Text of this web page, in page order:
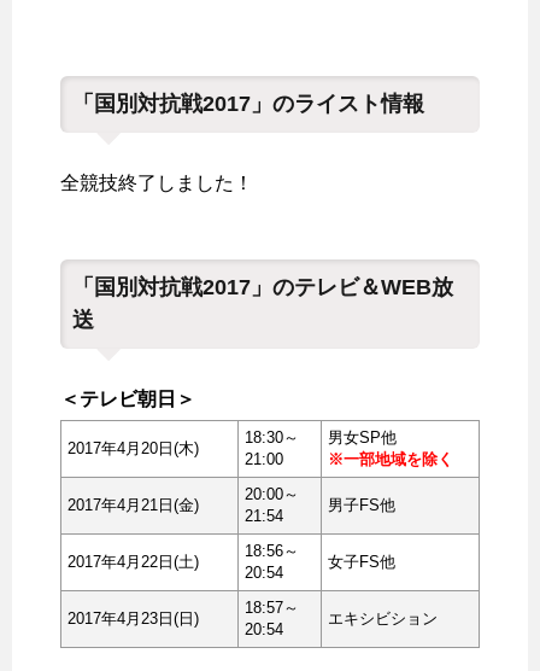
「国別対抗戦2017」のライスト情報
全競技終了しました！
「国別対抗戦2017」のテレビ＆WEB放
送
＜テレビ朝日＞
2017年4月20日(木)
18:30～
21:00
男女SP他
※一部地域を除く
2017年4月21日(金)
20:00～
21:54
男子FS他
2017年4月22日(土)
18:56～
20:54
女子FS他
2017年4月23日(日)
18:57～
20:54
エキシビション